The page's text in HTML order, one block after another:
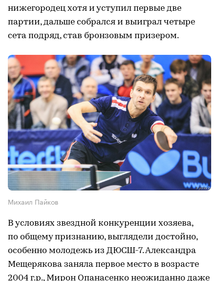
нижегородец хотя и уступил первые две
партии, дальше собрался и выиграл четыре
сета подряд, став бронзовым призером.
Михаил Пайков
В условиях звездной конкуренции хозяева,
по общему признанию, выглядели достойно,
особенно молодежь из ДЮСШ-7. Александра
Мещерякова заняла первое место в возрасте
2004 г.р., Мирон Опанасенко неожиданно даже